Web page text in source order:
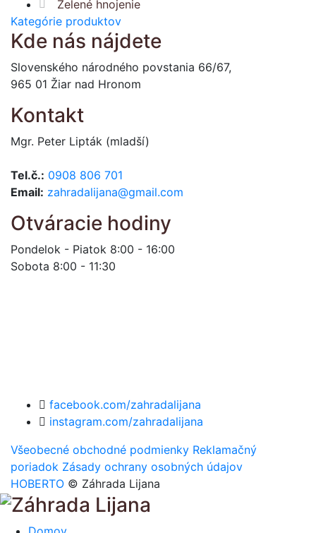
Zelené hnojenie
Kategórie produktov
Kde nás nájdete
Slovenského národného povstania 66/67,
965 01 Žiar nad Hronom
Kontakt
Mgr. Peter Lipták (mladší)
Tel.č.: 0908 806 701
Email: zahradalijana@gmail.com
Otváracie hodiny
Pondelok - Piatok 8:00 - 16:00
Sobota 8:00 - 11:30
facebook.com/zahradalijana
instagram.com/zahradalijana
Všeobecné obchodné podmienky Reklamačný
poriadok Zásady ochrany osobných údajov
HOBERTO © Záhrada Lijana